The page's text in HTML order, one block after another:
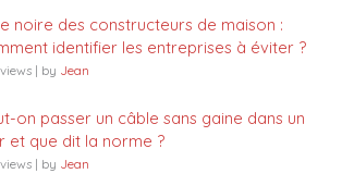
noire des constructeurs de maison :
identifier les entreprises à éviter ?
| by Jean
on passer un câble sans gaine dans un
et que dit la norme ?
| by Jean